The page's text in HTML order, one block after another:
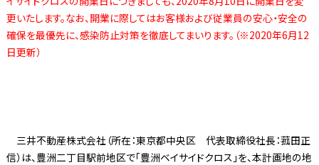
更いたします。なお、開業に際してはお客様および従業員の安心・安全の
確保を最優先に、感染防止対策を徹底してまいります。（※2020年6月12
日更新）
三井不動産株式会社（所在：東京都中央区 代表取締役社長：菰田正
信）は、豊洲二丁目駅前地区で「豊洲ベイサイドクロス」を、本計画地の地